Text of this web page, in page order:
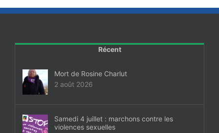
Récent
Mort de Rosine Charlut
2 août 2026
Samedi 4 juillet : marchons contre les
violences sexuelles